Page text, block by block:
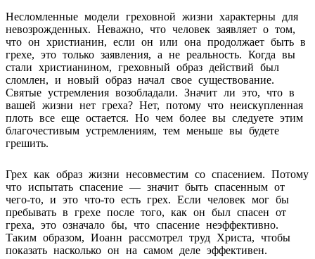
Несломленные модели греховной жизни характерны для
невозрожденных. Неважно, что человек заявляет о том,
что он христианин, если он или она продолжает быть в
грехе, это только заявления, а не реальность. Когда вы
стали христианином, греховный образ действий был
сломлен, и новый образ начал свое существование.
Святые устремления возобладали. Значит ли это, что в
вашей жизни нет греха? Нет, потому что неискупленная
плоть все еще остается. Но чем более вы следуете этим
благочестивым устремлениям, тем меньше вы будете
грешить.
Грех как образ жизни несовместим со спасением. Потому
что испытать спасение — значит быть спасенным от
чего-то, и это что-то есть грех. Если человек мог бы
пребывать в грехе после того, как он был спасен от
греха, это означало бы, что спасение неэффективно.
Таким образом, Иоанн рассмотрел труд Христа, чтобы
показать насколько он на самом деле эффективен.